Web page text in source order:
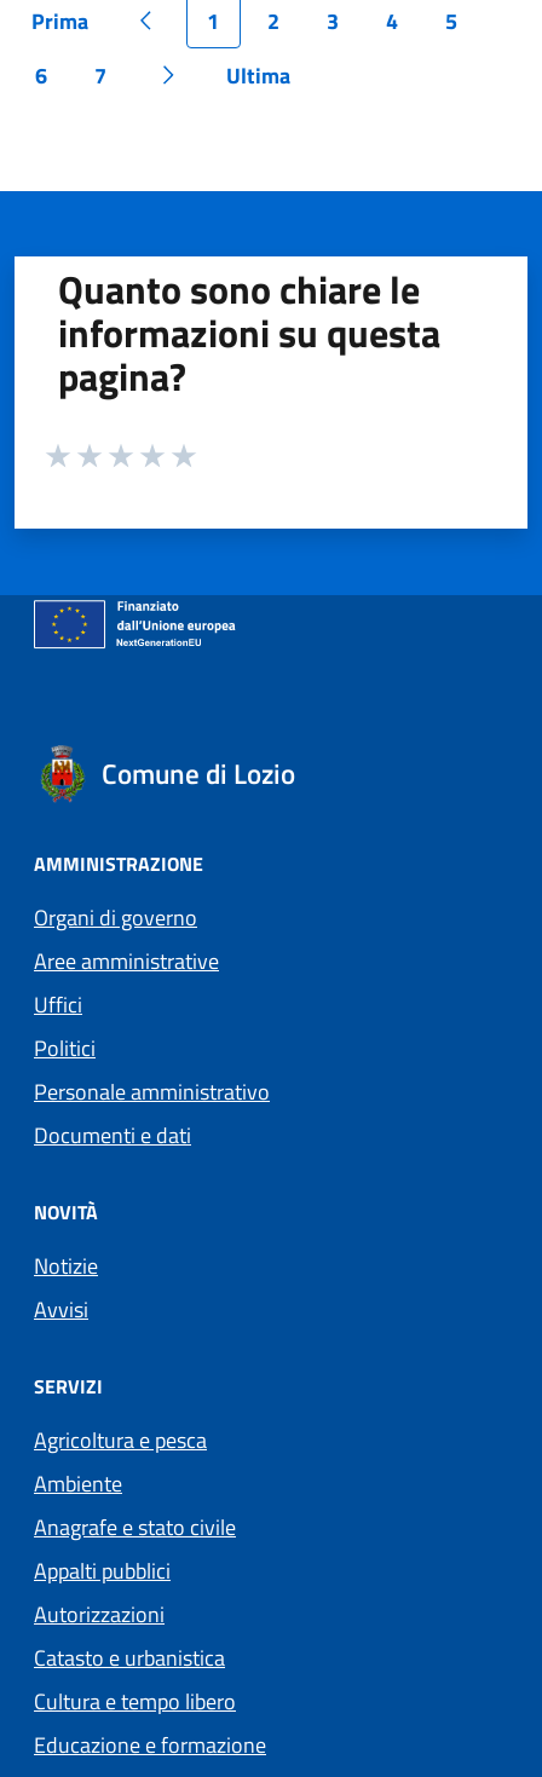
Pagina
Prima Pagina precedente
Pagina
1 Pagina
2 Pagina
3 Pagina
4 Pagina
5
Pagina
6 Pagina
7 Pagina successiva
Pagina
Ultima
Quanto sono chiare le
informazioni su questa
pagina?
Valuta da 1 a 5 stelle la pagina
Comune di Lozio
AMMINISTRAZIONE
Organi di governo
Aree amministrative
Uffici
Politici
Personale amministrativo
Documenti e dati
NOVITÀ
Notizie
Avvisi
SERVIZI
Agricoltura e pesca
Ambiente
Anagrafe e stato civile
Appalti pubblici
Autorizzazioni
Catasto e urbanistica
Cultura e tempo libero
Educazione e formazione